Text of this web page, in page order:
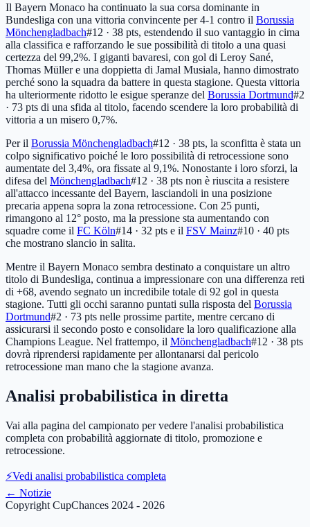
Il Bayern Monaco ha continuato la sua corsa dominante in
Bundesliga con una vittoria convincente per 4-1 contro il Borussia
Mönchengladbach#12 · 38 pts, estendendo il suo vantaggio in cima
alla classifica e rafforzando le sue possibilità di titolo a una quasi
certezza del 99,2%. I giganti bavaresi, con gol di Leroy Sané,
Thomas Müller e una doppietta di Jamal Musiala, hanno dimostrato
perché sono la squadra da battere in questa stagione. Questa vittoria
ha ulteriormente ridotto le esigue speranze del Borussia Dortmund#2
· 73 pts di una sfida al titolo, facendo scendere la loro probabilità di
vittoria a un misero 0,7%.
Per il Borussia Mönchengladbach#12 · 38 pts, la sconfitta è stata un
colpo significativo poiché le loro possibilità di retrocessione sono
aumentate del 3,4%, ora fissate al 9,1%. Nonostante i loro sforzi, la
difesa del Mönchengladbach#12 · 38 pts non è riuscita a resistere
all'attacco incessante del Bayern, lasciandoli in una posizione
precaria appena sopra la zona retrocessione. Con 25 punti,
rimangono al 12° posto, ma la pressione sta aumentando con
squadre come il FC Köln#14 · 32 pts e il FSV Mainz#10 · 40 pts
che mostrano slancio in salita.
Mentre il Bayern Monaco sembra destinato a conquistare un altro
titolo di Bundesliga, continua a impressionare con una differenza reti
di +68, avendo segnato un incredibile totale di 92 gol in questa
stagione. Tutti gli occhi saranno puntati sulla risposta del Borussia
Dortmund#2 · 73 pts nelle prossime partite, mentre cercano di
assicurarsi il secondo posto e consolidare la loro qualificazione alla
Champions League. Nel frattempo, il Mönchengladbach#12 · 38 pts
dovrà riprendersi rapidamente per allontanarsi dal pericolo
retrocessione man mano che la stagione avanza.
Analisi probabilistica in diretta
Vai alla pagina del campionato per vedere l'analisi probabilistica
completa con probabilità aggiornate di titolo, promozione e
retrocessione.
⚡Vedi analisi probabilistica completa
← Notizie
Copyright CupChances 2024 - 2026